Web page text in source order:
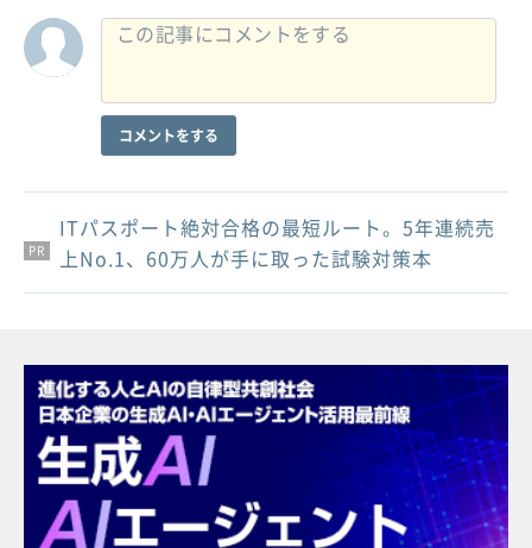
コメントをする
PR
PR
PR
ITパスポート絶対合格の最短ルート。5年連続売
上No.1、60万人が手に取った試験対策本